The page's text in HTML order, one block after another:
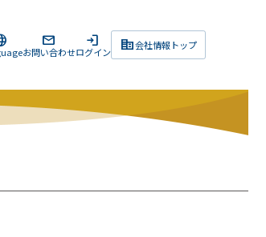
corporate_fare会社情報トップ
mail
お問い合わせ
login
ログイン